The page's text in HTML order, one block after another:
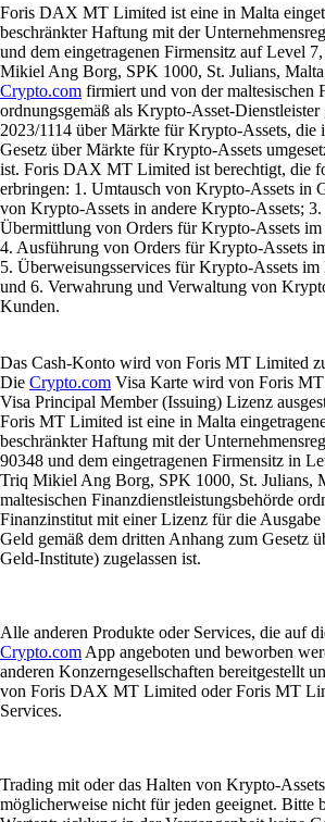
Foris DAX MT Limited ist eine in Malta
beschränkter Haftung mit der
und dem eingetragenen Firmensitz auf Level
Mikiel Ang Borg, SPK 1000, St. Julians,
Crypto.com firmiert und von der maltesischen
ordnungsgemäß als Krypto-Asset-
2023/1114 über Märkte für Krypto-Assets, die
Gesetz über Märkte für Krypto-Assets
ist. Foris DAX MT Limited ist berechtigt, die
erbringen: 1. Umtausch von Krypto-Assets in
von Krypto-Assets in andere Krypto-Assets;
Übermittlung von Orders für Krypto-Assets
4. Ausführung von Orders für Krypto-Assets
5. Überweisungsservices für Krypto-Assets
und 6. Verwahrung und Verwaltung von
Kunden.
Das Cash-Konto wird von Foris MT Limited
Die Crypto.com Visa Karte wird von Foris
Visa Principal Member (Issuing) Lizenz
Foris MT Limited ist eine in Malta
beschränkter Haftung mit der
90348 und dem eingetragenen Firmensitz in
Triq Mikiel Ang Borg, SPK 1000, St. Julians,
maltesischen Finanzdienstleistungsbehörde
Finanzinstitut mit einer Lizenz für die
Geld gemäß dem dritten Anhang zum Gesetz
Geld-Institute) zugelassen ist.
Alle anderen Produkte oder Services, die auf
Crypto.com App angeboten und beworben
anderen Konzerngesellschaften bereitgestellt
von Foris DAX MT Limited oder Foris MT
Services.
Trading mit oder das Halten von Krypto-
möglicherweise nicht für jeden geeignet. Bitte